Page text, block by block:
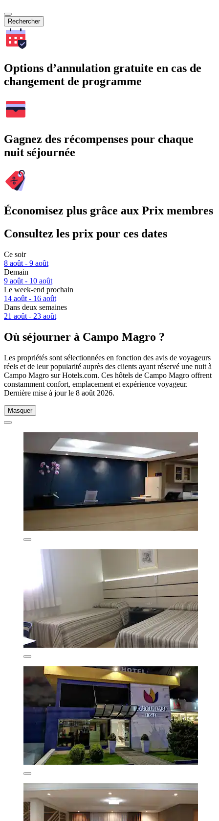
Rechercher
Options d’annulation gratuite en cas de
changement de programme
Gagnez des récompenses pour chaque
nuit séjournée
Économisez plus grâce aux Prix membres
Consultez les prix pour ces dates
Ce soir
8 août - 9 août
Demain
9 août - 10 août
Le week-end prochain
14 août - 16 août
Dans deux semaines
21 août - 23 août
Où séjourner à Campo Magro ?
Les propriétés sont sélectionnées en fonction des avis de voyageurs
réels et de leur popularité auprès des clients ayant réservé une nuit à
Campo Magro sur Hotels.com. Ces hôtels de Campo Magro offrent
constamment confort, emplacement et expérience voyageur.
Dernière mise à jour le 8 août 2026.
Masquer